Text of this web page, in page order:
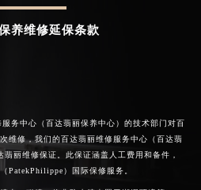

养维修延保条款
务中心（百达翡丽保养中心）的技术部门对百
维修，我们的百达翡丽维修服务中心（百达翡
丽维修保证。此保证涵盖人工费用和备件，
PatekPhilippe）国际保修服务。